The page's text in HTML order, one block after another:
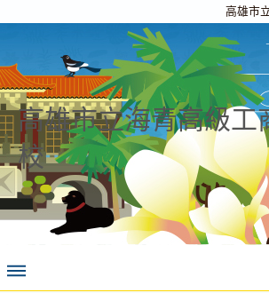
高雄市
高雄市立海青高級工
校